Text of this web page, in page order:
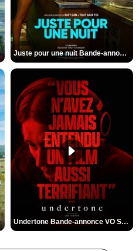
Juste pour une nuit Bande-annonce VO STFR
Undertone Bande-annonce VO STFR